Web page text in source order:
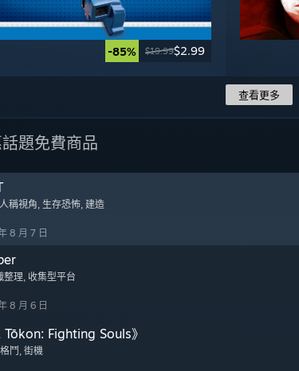
-85% $19.99$2.99
查看更多
話題免費商品
稱視角, 生存恐怖, 建造
8 月 7 日
整理, 收集型平台
8 月 6 日
Tōkon: Fighting Souls》
鬥 , 街機